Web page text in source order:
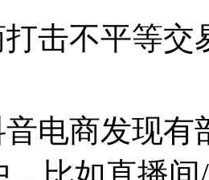
击不平等
音电商发现